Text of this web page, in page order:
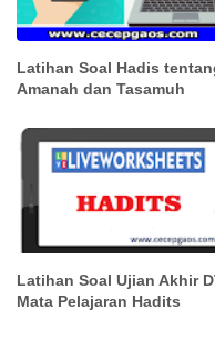
Latihan Soal Hadis
Amanah dan Tasamuh
Latihan Soal Ujian Akhir
Mata Pelajaran Hadits